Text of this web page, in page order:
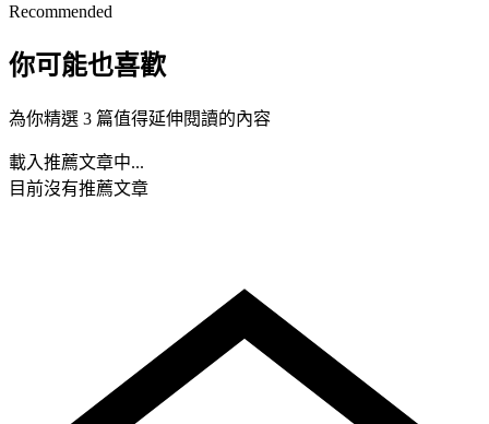
Recommended
你可能也喜歡
為你精選 3 篇值得延伸閱讀的內容
載入推薦文章中...
目前沒有推薦文章